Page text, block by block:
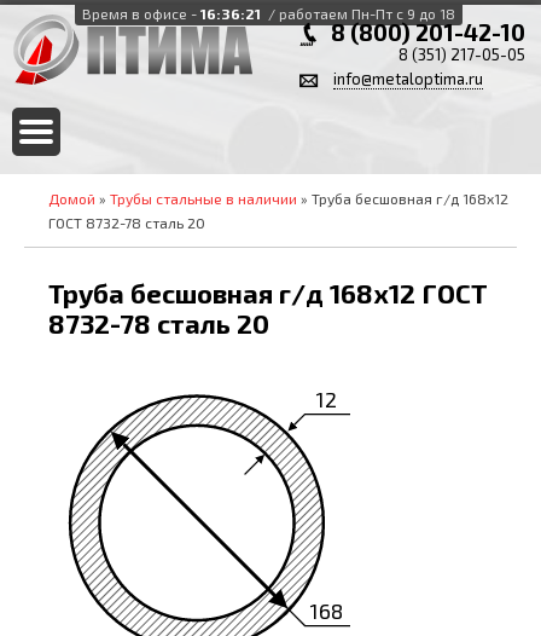
Время в офисе - 16:36:21 / работаем Пн-Пт с 9 до 18
8 (800) 201-42-10
8 (351) 217-05-05
info@metaloptima.ru
Домой » Трубы стальные в наличии » Труба бесшовная г/д 168х12
ГОСТ 8732-78 сталь 20
Труба бесшовная г/д 168х12 ГОСТ
8732-78 сталь 20
168
12